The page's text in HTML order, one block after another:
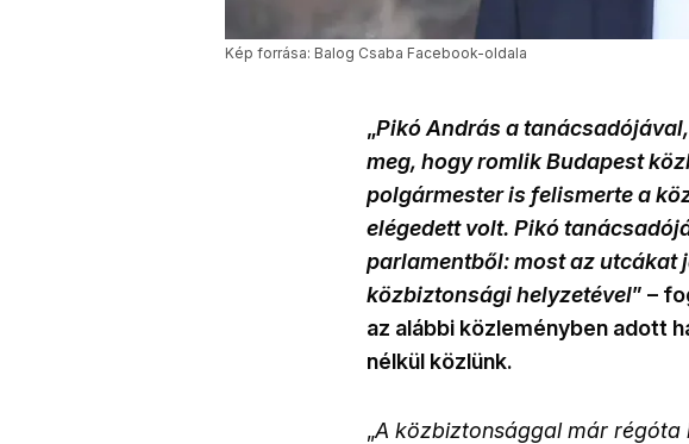
Kép forrása: Balog Csaba Facebook-oldala
„Pikó András a
meg, hogy romlik Budapest
polgármester is felismerte a
elégedett volt. Pikó
parlamentből: most az utcákat
közbiztonsági helyzetével” –
az alábbi közleményben adott
nélkül közlünk.
„A közbiztonsággal már régóta